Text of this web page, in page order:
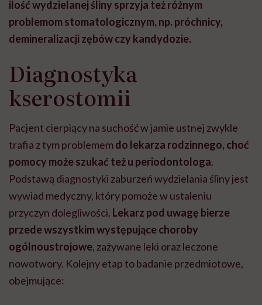
ilość wydzielanej śliny sprzyja też różnym
problemom stomatologicznym, np. próchnicy,
demineralizacji zębów czy kandydozie.
Diagnostyka
kserostomii
Pacjent cierpiący na suchość w jamie ustnej zwykle
trafia z tym problememdo lekarza rodzinnego, choć
pomocy może szukać też u periodontologa.
Podstawą diagnostyki zaburzeń wydzielania śliny jest
wywiad medyczny, który pomoże w ustaleniu
przyczyn dolegliwości. Lekarz pod uwagę bierze
przede wszystkim występujące choroby
ogólnoustrojowe, zażywane leki oraz leczone
nowotwory. Kolejny etap to badanie przedmiotowe,
obejmujące: